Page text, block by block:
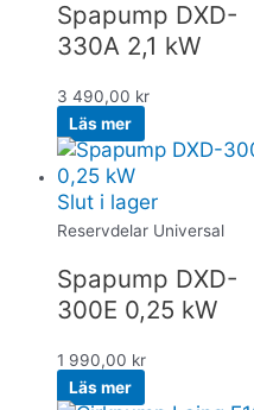
Spapump DXD-
330A 2,1 kW
3 490,00 kr
Läs mer
Slut i lager
Reservdelar Universal
Spapump DXD-
300E 0,25 kW
1 990,00 kr
Läs mer